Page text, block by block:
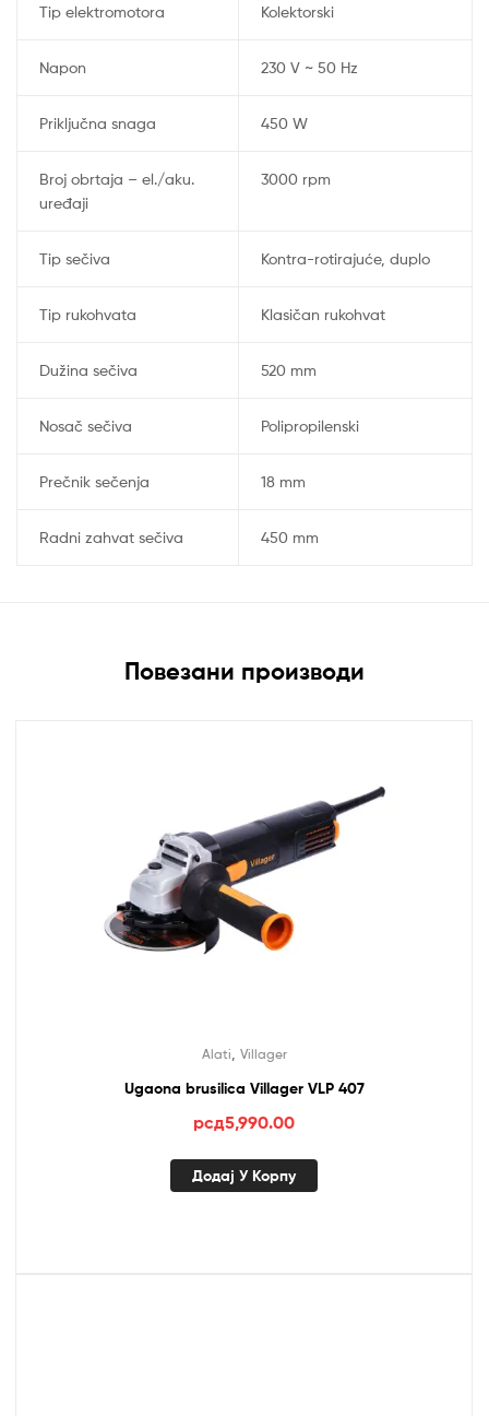
Tip elektromotora Kolektorski
Napon 230 V ~ 50 Hz
Priključna snaga 450 W
Broj obrtaja – el./aku.
uređaji
3000 rpm
Tip sečiva Kontra-rotirajuće, duplo
Tip rukohvata Klasičan rukohvat
Dužina sečiva 520 mm
Nosač sečiva Polipropilenski
Prečnik sečenja 18 mm
Radni zahvat sečiva 450 mm
Повезани производи
Alati Villager
Ugaona brusilica Villager VLP 407
рсд5,990.00
Додај У Корпу